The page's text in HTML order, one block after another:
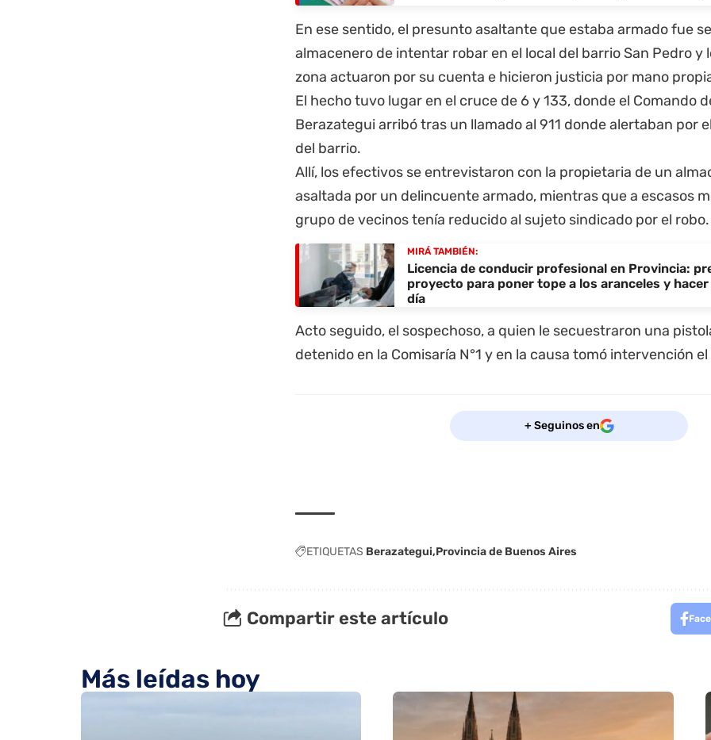
En ese sentido, el presunto asaltante que estaba armado fue
almacenero de intentar robar en el local del barrio San Pedro y
zona actuaron por su cuenta e hicieron justicia por mano
El hecho tuvo lugar en el cruce de 6 y 133, donde el Comando
Berazategui arribó tras un llamado al 911 donde alertaban por
del barrio.
Allí, los efectivos se entrevistaron con la propietaria de un
asaltada por un delincuente armado, mientras que a escasos
grupo de vecinos tenía reducido al sujeto sindicado por el robo.
MIRÁ TAMBIÉN:
Licencia de conducir profesional en Provincia:
proyecto para poner tope a los aranceles y
día
Acto seguido, el sospechoso, a quien le secuestraron una
detenido en la Comisaría N°1 y en la causa tomó intervención
+ Seguinos en
ETIQUETAS Berazategui Provincia de Buenos Aires
Compartir este artículo
Más leídas hoy